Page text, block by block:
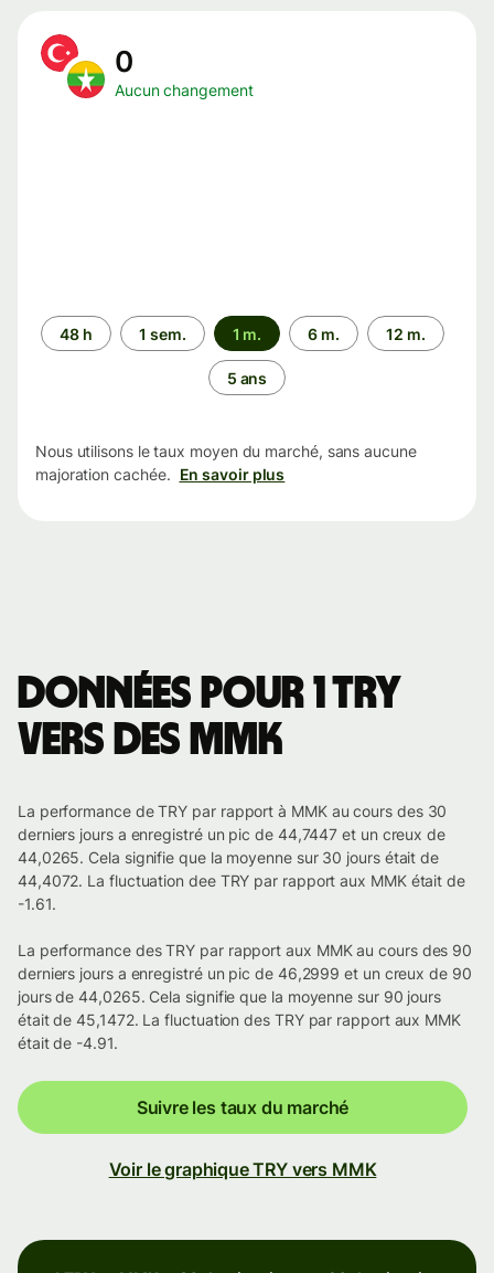
0
Aucun changement
Période
48 h 1 sem. 1 m. 6 m. 12 m.
5 ans
Nous utilisons le taux moyen du marché, sans aucune
majoration cachée. En savoir plus
Données pour 1 TRY
vers des MMK
La performance de TRY par rapport à MMK au cours des 30
derniers jours a enregistré un pic de 44,7447 et un creux de
44,0265. Cela signifie que la moyenne sur 30 jours était de
44,4072. La fluctuation dee TRY par rapport aux MMK était de
-1.61.
La performance des TRY par rapport aux MMK au cours des 90
derniers jours a enregistré un pic de 46,2999 et un creux de 90
jours de 44,0265. Cela signifie que la moyenne sur 90 jours
était de 45,1472. La fluctuation des TRY par rapport aux MMK
était de -4.91.
Suivre les taux du marché
Voir le graphique TRY vers MMK